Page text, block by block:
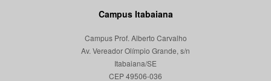
Campus Itabaiana
Campus Prof. Alberto Carvalho
Av. Vereador Olímpio Grande, s/n
Itabaiana/SE
CEP 49506-036